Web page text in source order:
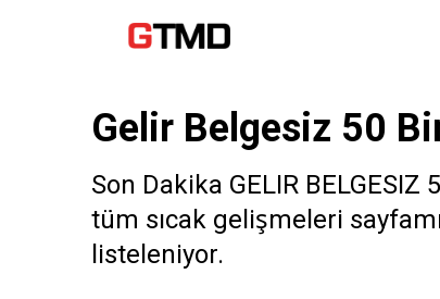
Gelir Belgesiz 50
Son Dakika GELIR
tüm sıcak gelişmeleri
listeleniyor.